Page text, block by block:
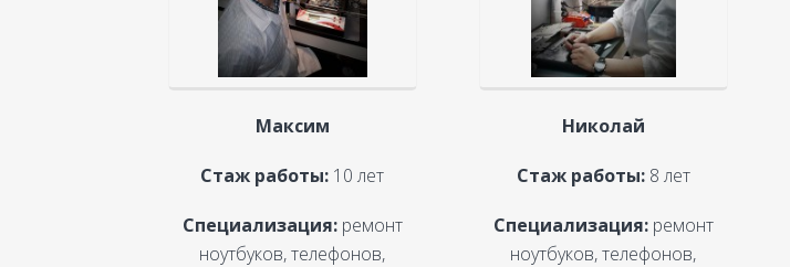
Максим
Стаж работы: 10 лет
Специализация:ремонт
ноутбуков, телефонов,
Николай
Стаж работы:8 лет
Специализация:ремонт
ноутбуков, телефонов,